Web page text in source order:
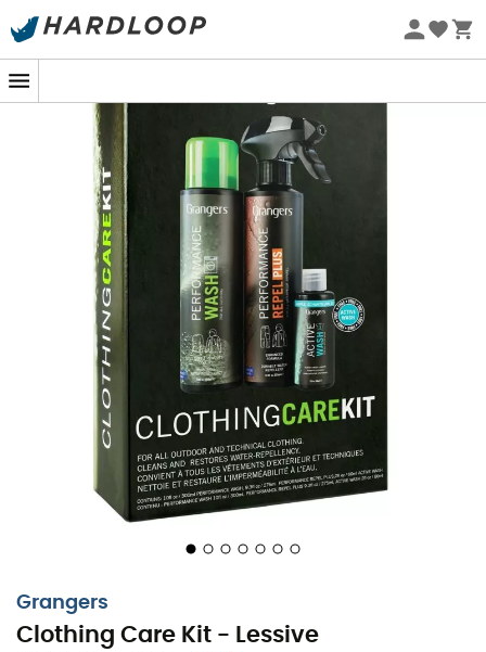
Promos d'été 🔥 -5 % EXTRA dès 2 produits* code Summer5
-5% Extra - Code Summer5
Grangers
Clothing Care Kit - Lessive